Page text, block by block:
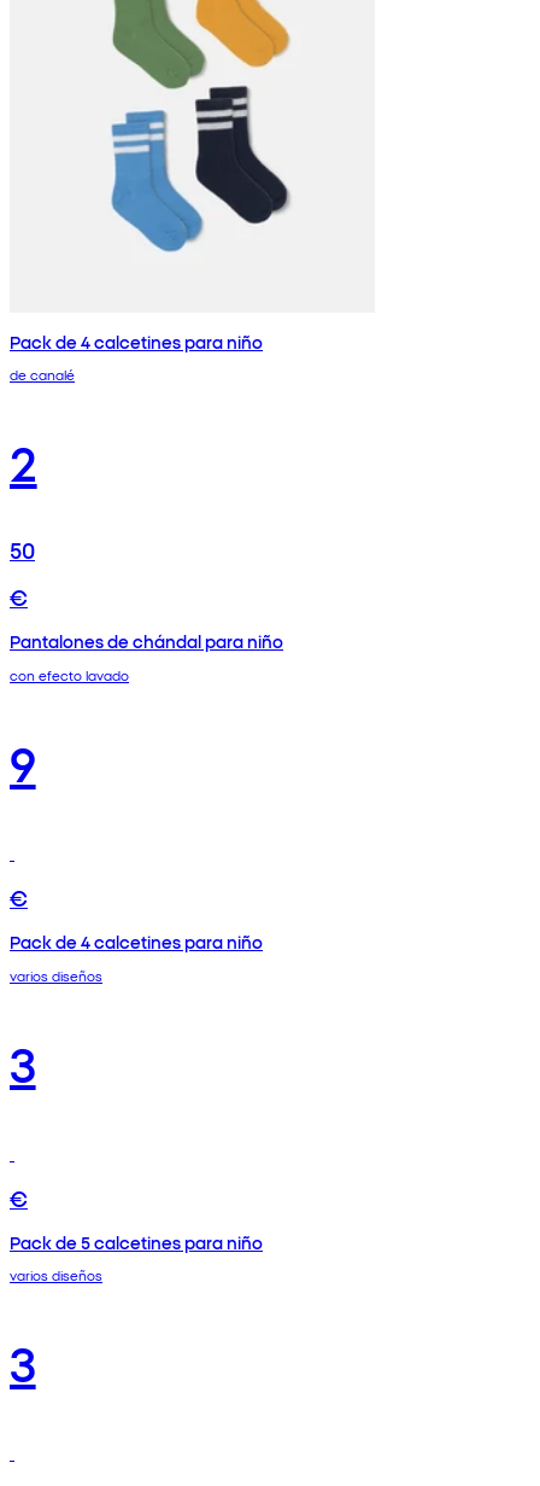
Pack de 4 calcetines para niño
de canalé
2
50
€
Pantalones de chándal para niño
con efecto lavado
9
€
Pack de 4 calcetines para niño
varios diseños
3
€
Pack de 5 calcetines para niño
varios diseños
3